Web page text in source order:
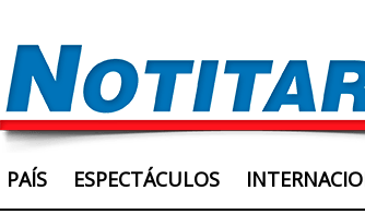
PAÍS ESPECTÁCULOS